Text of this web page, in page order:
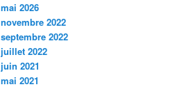
principal
secondaire
mai 2026
novembre 2022
septembre 2022
juillet 2022
juin 2021
mai 2021